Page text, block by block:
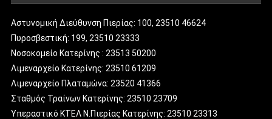
Αστυνομική Διεύθυνση Πιερίας: 100, 23510 46624
Πυροσβεστική: 199, 23510 23333
Νοσοκομείο Κατερίνης : 23513 50200
Λιμεναρχείο Κατερίνης: 23510 61209
Λιμεναρχείο Πλαταμώνα: 23520 41366
Σταθμός Τραίνων Κατερίνης: 23510 23709
Υπεραστικό ΚΤΕΛ Ν.Πιερίας Κατερίνης: 23510 23313